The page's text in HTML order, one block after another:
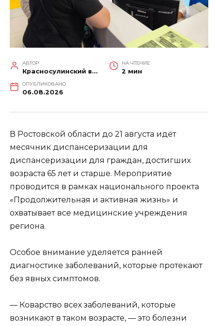
АВТОР
Красносулинский вестник
НА ЧТЕНИЕ
2 мин
ОПУБЛИКОВАНО
06.08.2026
В Ростовской области до 21 августа идёт
месячник диспансеризации для
диспансеризации для граждан, достигших
возраста 65 лет и старше. Мероприятие
проводится в рамках национального проекта
«Продолжительная и активная жизнь» и
охватывает все медицинские учреждения
региона.
Особое внимание уделяется ранней
диагностике заболеваний, которые протекают
без явных симптомов.
— Коварство всех заболеваний, которые
возникают в таком возрасте, — это болезни